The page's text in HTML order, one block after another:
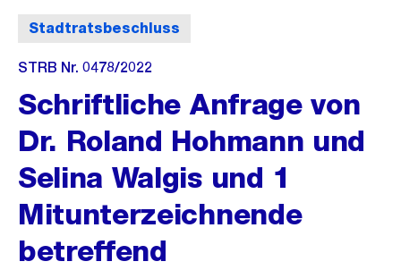
Stadtratsbeschluss
STRB Nr. 0478/2022
Schriftliche Anfrage von
Dr. Roland Hohmann und
Selina Walgis und 1
Mitunterzeichnende
betreffend